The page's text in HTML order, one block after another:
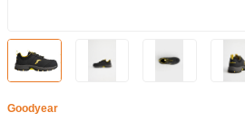
Goodyear